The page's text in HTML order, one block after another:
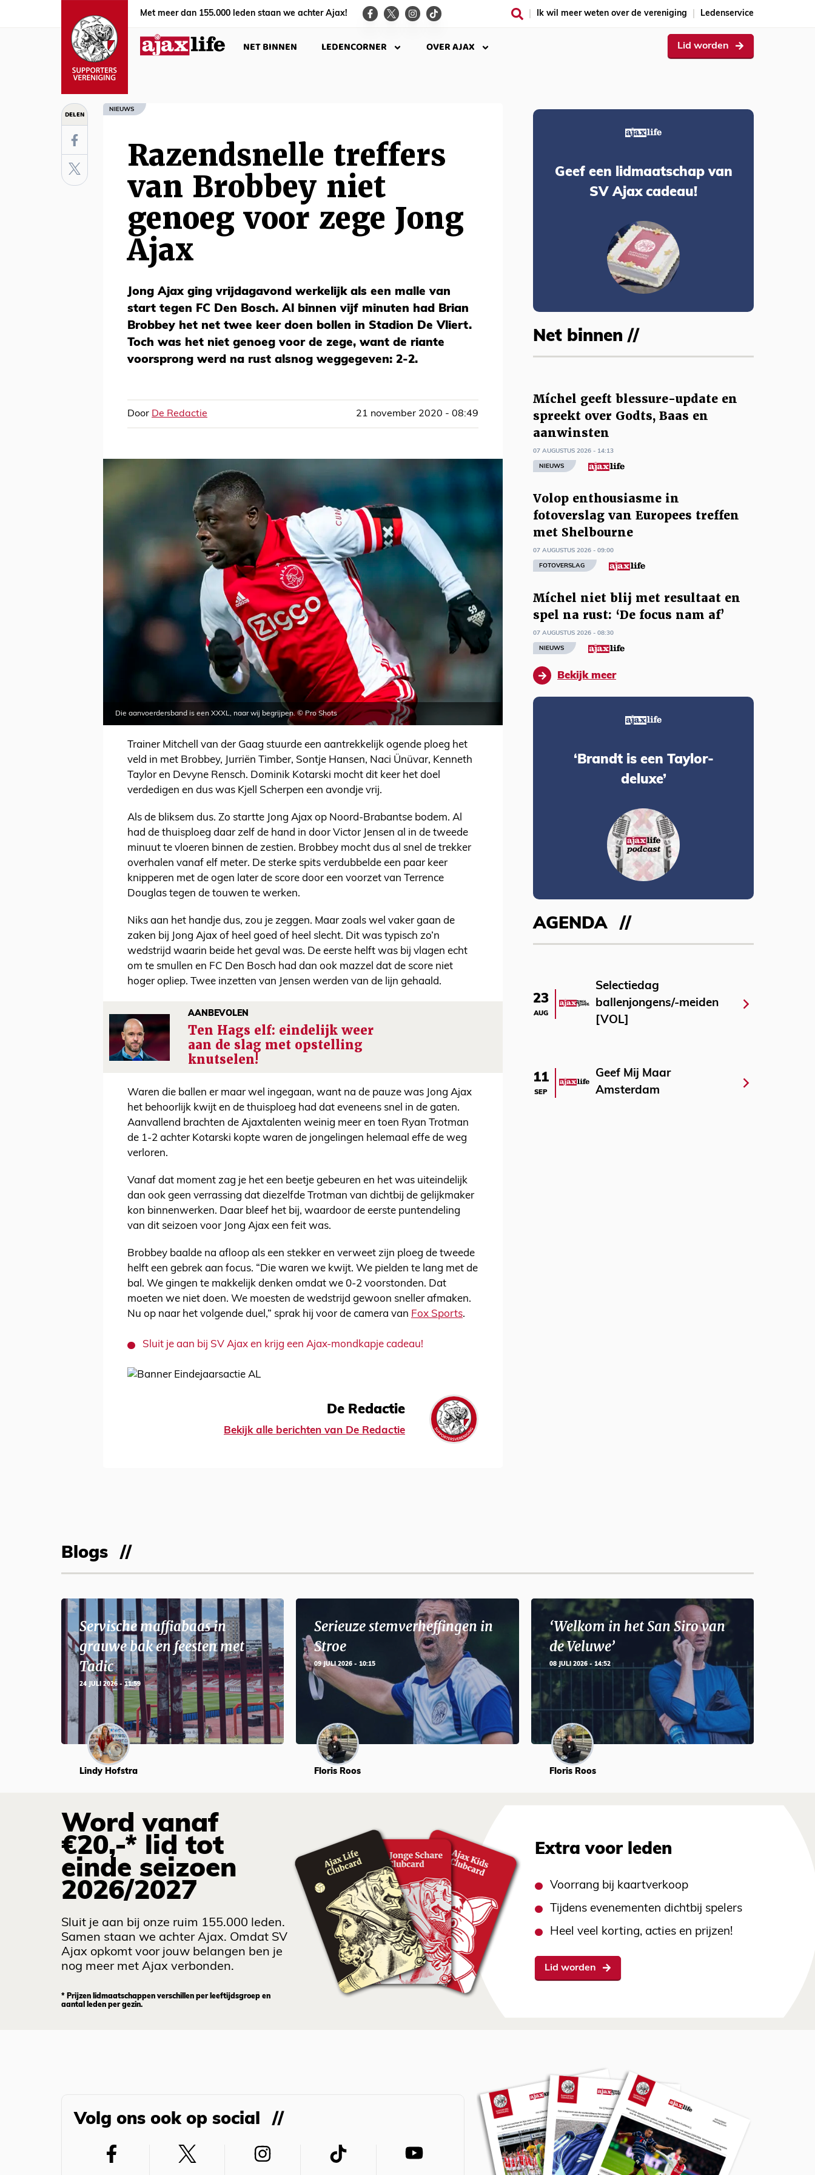
Met meer dan 155.000 leden staan we achter Ajax! Ik wil meer weten over de vereniging Ledenservice
NET BINNEN LEDENCORNER OVER AJAX Lid worden
DELEN NIEUWS
Razendsnelle treffers
van Brobbey niet
genoeg voor zege Jong
Ajax
Jong Ajax ging vrijdagavond werkelijk als een malle van
start tegen FC Den Bosch. Al binnen vijf minuten had Brian
Brobbey het net twee keer doen bollen in Stadion De Vliert.
Toch was het niet genoeg voor de zege, want de riante
voorsprong werd na rust alsnog weggegeven: 2-2.
Door De Redactie 21 november 2020 - 08:49
Die aanvoerdersband is een XXXL, naar wij begrijpen. © Pro Shots
Trainer Mitchell van der Gaag stuurde een aantrekkelijk ogende ploeg het
veld in met Brobbey, Jurriën Timber, Sontje Hansen, Naci Ünüvar, Kenneth
Taylor en Devyne Rensch. Dominik Kotarski mocht dit keer het doel
verdedigen en dus was Kjell Scherpen een avondje vrij.
Als de bliksem dus. Zo startte Jong Ajax op Noord-Brabantse bodem. Al
had de thuisploeg daar zelf de hand in door Victor Jensen al in de tweede
minuut te vloeren binnen de zestien. Brobbey mocht dus al snel de trekker
overhalen vanaf elf meter. De sterke spits verdubbelde een paar keer
knipperen met de ogen later de score door een voorzet van Terrence
Douglas tegen de touwen te werken.
Niks aan het handje dus, zou je zeggen. Maar zoals wel vaker gaan de
zaken bij Jong Ajax of heel goed of heel slecht. Dit was typisch zo’n
wedstrijd waarin beide het geval was. De eerste helft was bij vlagen echt
om te smullen en FC Den Bosch had dan ook mazzel dat de score niet
hoger opliep. Twee inzetten van Jensen werden van de lijn gehaald.
AANBEVOLEN
Ten Hags elf: eindelijk weer
aan de slag met opstelling
knutselen!
Waren die ballen er maar wel ingegaan, want na de pauze was Jong Ajax
het behoorlijk kwijt en de thuisploeg had dat eveneens snel in de gaten.
Aanvallend brachten de Ajaxtalenten weinig meer en toen Ryan Trotman
de 1-2 achter Kotarski kopte waren de jongelingen helemaal effe de weg
verloren.
Vanaf dat moment zag je het een beetje gebeuren en het was uiteindelijk
dan ook geen verrassing dat diezelfde Trotman van dichtbij de gelijkmaker
kon binnenwerken. Daar bleef het bij, waardoor de eerste puntendeling
van dit seizoen voor Jong Ajax een feit was.
Brobbey baalde na afloop als een stekker en verweet zijn ploeg de tweede
helft een gebrek aan focus. “Die waren we kwijt. We pielden te lang met de
bal. We gingen te makkelijk denken omdat we 0-2 voorstonden. Dat
moeten we niet doen. We moesten de wedstrijd gewoon sneller afmaken.
Nu op naar het volgende duel,” sprak hij voor de camera van Fox Sports.
Sluit je aan bij SV Ajax en krijg een Ajax-mondkapje cadeau!
De Redactie
Bekijk alle berichten van De Redactie
Geef een lidmaatschap van
SV Ajax cadeau!
Net binnen //
Míchel geeft blessure-update en
spreekt over Godts, Baas en
aanwinsten
07 AUGUSTUS 2026 - 14:13
NIEUWS
Volop enthousiasme in
fotoverslag van Europees treffen
met Shelbourne
07 AUGUSTUS 2026 - 09:00
FOTOVERSLAG
Míchel niet blij met resultaat en
spel na rust: ‘De focus nam af’
07 AUGUSTUS 2026 - 08:30
NIEUWS
Bekijk meer
‘Brandt is een Taylor-
deluxe’
AGENDA
23
AUG
Selectiedag
ballenjongens/-meiden
[VOL]
11
SEP
Geef Mij Maar
Amsterdam
Blogs
Servische maffiabaas in
grauwe bak en feesten met
Tadic
24 JULI 2026 - 11:59
Lindy Hofstra
Serieuze stemverheffingen in
Stroe
09 JULI 2026 - 10:15
Floris Roos
‘Welkom in het San Siro van
de Veluwe’
08 JULI 2026 - 14:52
Floris Roos
Word vanaf
€20,-* lid tot
einde seizoen
2026/2027
Sluit je aan bij onze ruim 155.000 leden.
Samen staan we achter Ajax. Omdat SV
Ajax opkomt voor jouw belangen ben je
nog meer met Ajax verbonden.
* Prijzen lidmaatschappen verschillen per leeftijdsgroep en
aantal leden per gezin.
Extra voor leden
Voorrang bij kaartverkoop
Tijdens evenementen dichtbij spelers
Heel veel korting, acties en prijzen!
Lid worden
Volg ons ook op social